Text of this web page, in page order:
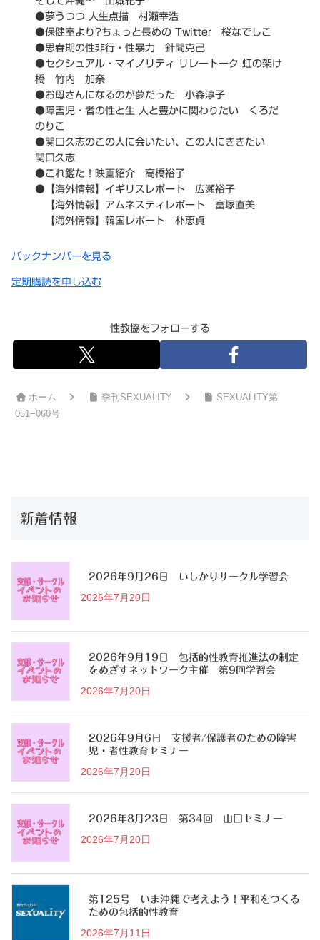
●夢うつつ 人生点描 村瀬幸浩
●保健室より?ちょっと長めの Twitter 桜なでしこ
●思春期の性非行・性暴力 針間克己
●セクシュアル・マイノリティ リレートーク 虹の架け
橋 竹内 加奈
●お母さんになるのが夢だった 小森淳子
●障害児・者の性と生 人と豊かに関わりたい くろだ
のりこ
●関口久志のこの人に会いたい、この人にききたい
関口久志
●これ鑑た！映画紹介 高橋裕子
●【海外情報】イギリスレポート 広瀬裕子
【海外情報】アムネスティレポート 富塚直美
【海外情報】韓国レポート 朴恵貞
バックナンバーを見る
定期購読を申し込む
性教協をフォローする
ホーム 季刊SEXUALITY
SEXUALITY第
051−060号
新着情報
2026年9月26日 いしかりサークル学習会
2026年7月20日
2026年9月19日 包括的性教育推進法の制定
をめざすネットワーク主催 第9回学習会
2026年7月20日
2026年9月6日 支援者/保護者のための障害
児・者性教育セミナー
2026年7月20日
2026年8月23日 第34回 山口セミナー
2026年7月20日
第125号 いま沖縄で考えよう！平和をつくる
ための包括的性教育
2026年7月11日